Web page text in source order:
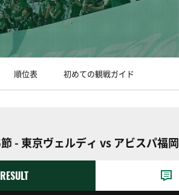
順位表 初めての観戦ガイド
- 東京ヴェルディ vs アビスパ福岡
RESULT